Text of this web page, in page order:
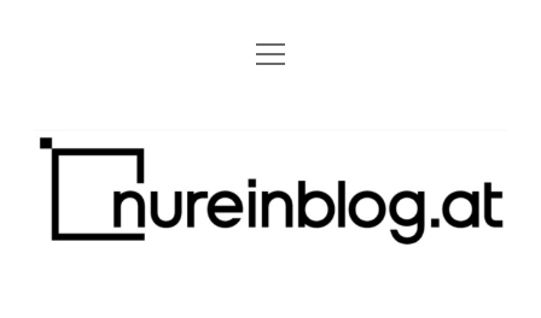
Blog
Archiv
Kontakt
Grundsätze Dropdown-
Menü
Nur
Blog